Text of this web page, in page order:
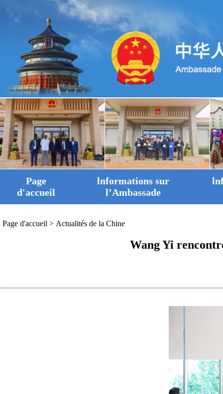
Page
d'accueil
lnformations sur
l’Ambassade
Page d'accueil > Actualités de la Chine
Wang Yi